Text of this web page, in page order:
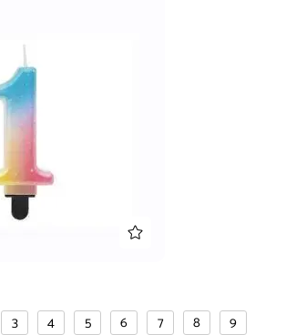
3 4 5 6 7 8 9